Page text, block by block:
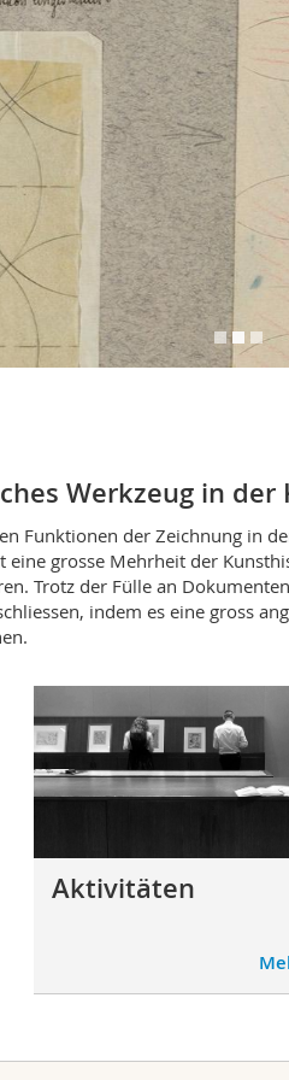
Werkzeug in der
Funktionen der Zeichnung in
grosse Mehrheit der
Trotz der Fülle an
indem es eine gross
Aktivitäten